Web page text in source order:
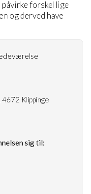
påvirke forskellige
og derved have
4672 Klippinge
sig til: